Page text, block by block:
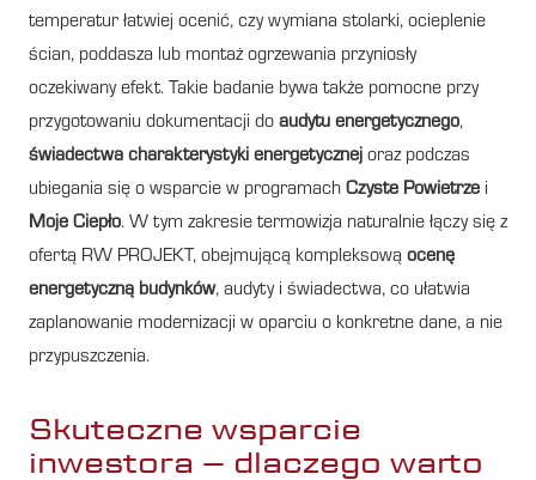
temperatur łatwiej ocenić, czy wymiana stolarki, ocieplenie
ścian, poddasza lub montaż ogrzewania przyniosły
oczekiwany efekt. Takie badanie bywa także pomocne przy
przygotowaniu dokumentacji do audytu energetycznego,
świadectwa charakterystyki energetycznej oraz podczas
ubiegania się o wsparcie w programach Czyste Powietrze i
Moje Ciepło. W tym zakresie termowizja naturalnie łączy się z
ofertą RW PROJEKT, obejmującą kompleksową ocenę
energetyczną budynków, audyty i świadectwa, co ułatwia
zaplanowanie modernizacji w oparciu o konkretne dane, a nie
przypuszczenia.
Skuteczne wsparcie
inwestora – dlaczego warto